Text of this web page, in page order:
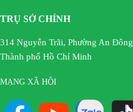
TRỤ SỞ CHÍNH
314 Nguyễn Trãi, Phường An Đông
Thành phố Hồ Chí Minh
MẠNG XÃ HỘI